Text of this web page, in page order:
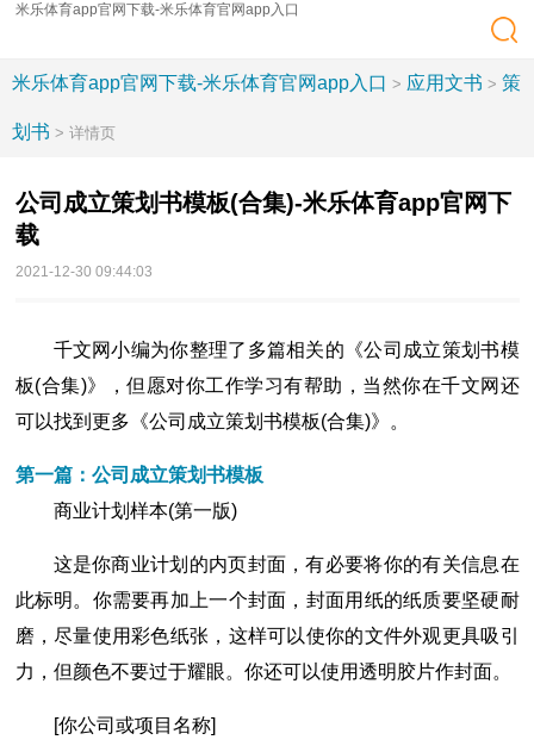
米乐体育app官网下载-米乐体育官网app入口
米乐体育app官网下载-米乐体育官网app入口 > 应用文书 > 策
划书 > 详情页
公司成立策划书模板(合集)-米乐体育app官网下
载
2021-12-30 09:44:03
千文网小编为你整理了多篇相关的《公司成立策划书模
板(合集)》，但愿对你工作学习有帮助，当然你在千文网还
可以找到更多《公司成立策划书模板(合集)》。
第一篇：公司成立策划书模板
商业计划样本(第一版)
这是你商业计划的内页封面，有必要将你的有关信息在
此标明。你需要再加上一个封面，封面用纸的纸质要坚硬耐
磨，尽量使用彩色纸张，这样可以使你的文件外观更具吸引
力，但颜色不要过于耀眼。你还可以使用透明胶片作封面。
[你公司或项目名称]